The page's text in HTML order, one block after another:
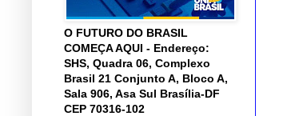
O FUTURO DO BRASIL
COMEÇA AQUI - Endereço:
SHS, Quadra 06, Complexo
Brasil 21 Conjunto A, Bloco A,
Sala 906, Asa Sul Brasília-DF
CEP 70316-102